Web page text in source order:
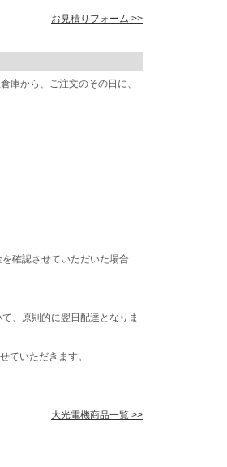
お見積りフォーム >>
から、ご注文のその日に、
確認させていただいた場合
、原則的に翌日配達となりま
ていただきます。
大光電機商品一覧 >>